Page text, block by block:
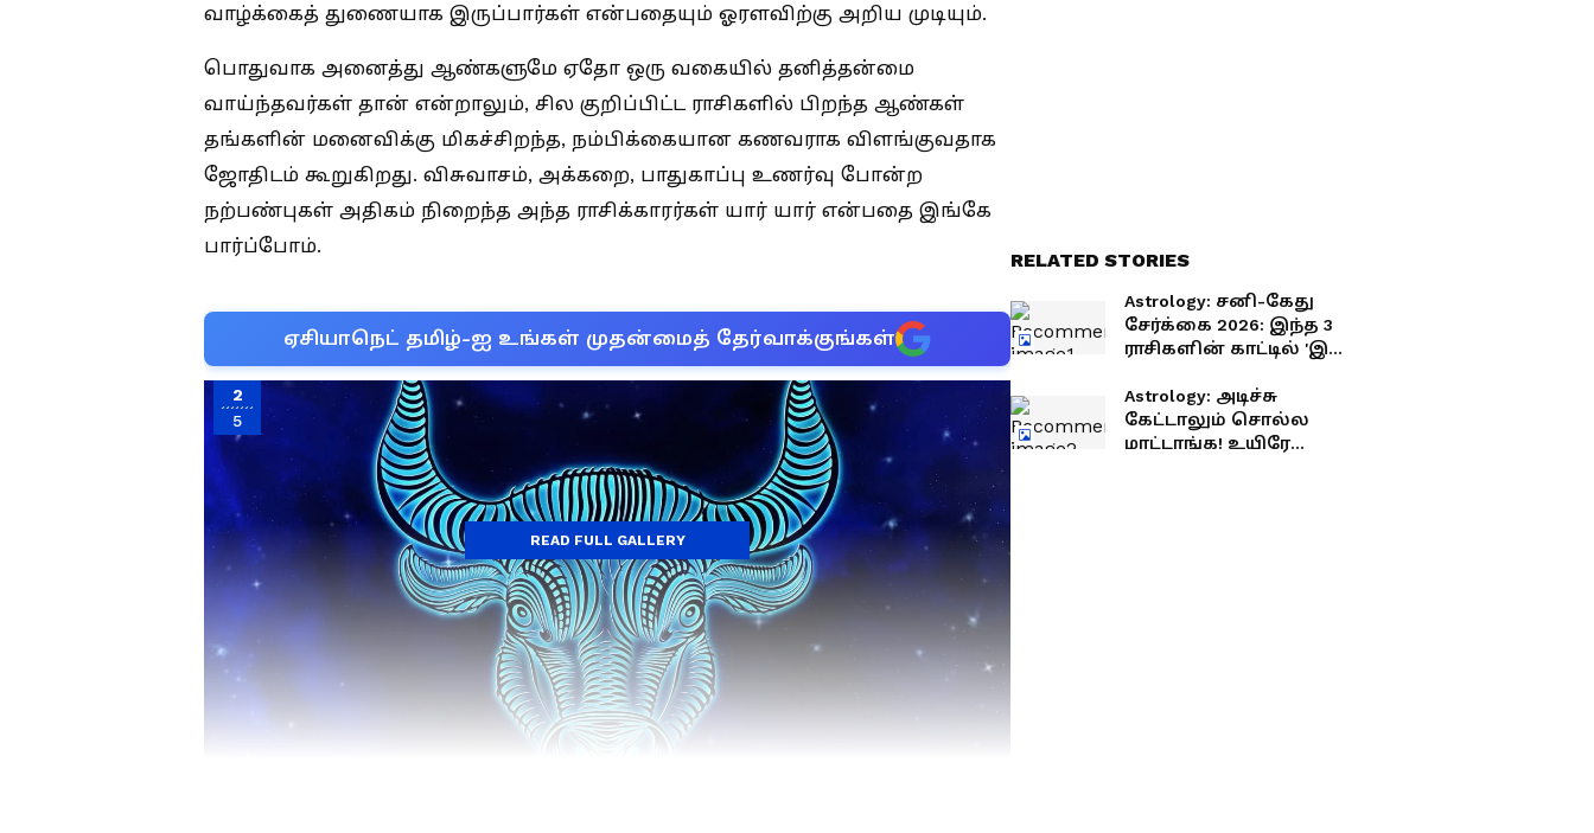
வாழ்க்கைத் துணையாக இருப்பார்கள் என்பதையும் ஓரளவிற்கு அறிய முடியும்.
பொதுவாக அனைத்து ஆண்களுமே ஏதோ ஒரு வகையில் தனித்தன்மை
வாய்ந்தவர்கள் தான் என்றாலும், சில குறிப்பிட்ட ராசிகளில் பிறந்த ஆண்கள்
தங்களின் மனைவிக்கு மிகச்சிறந்த, நம்பிக்கையான கணவராக விளங்குவதாக
ஜோதிடம் கூறுகிறது. விசுவாசம், அக்கறை, பாதுகாப்பு உணர்வு போன்ற
நற்பண்புகள் அதிகம் நிறைந்த அந்த ராசிக்காரர்கள் யார் யார் என்பதை இங்கே
பார்ப்போம்.
ஏசியாநெட் தமிழ்-ஐ உங்கள் முதன்மைத் தேர்வாக்குங்கள்
2
5
READ FULL GALLERY
RELATED STORIES
Astrology: சனி-கேது
சேர்க்கை 2026: இந்த 3
ராசிகளின் காட்டில் 'இனி'
ராசி இருக்கா?
Astrology: அடிச்சு
கேட்டாலும் சொல்ல
மாட்டாங்க! உயிரே